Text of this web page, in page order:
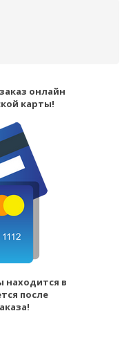
онлайн
карты!
находится в
после